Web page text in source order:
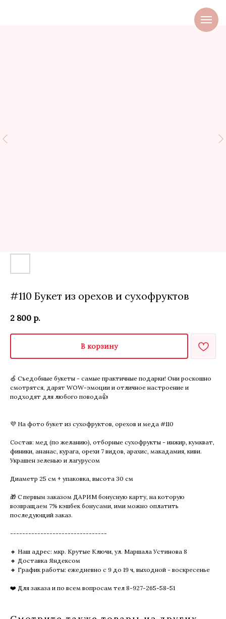
#110 Букет из орехов и сухофруктов
2 800 р.
В корзину
🍏 Съедобные букеты - самые практичные подарки! Они роскошно
смотрятся, дарят WOW-эмоции и отличное настроение и
подходят для любого повода👍
💜 На фото букет из сухофруктов, орехов и меда #110
Состав: мед (по желанию), отборные сухофрукты - инжир, кумкват,
финики, ананас, курага, орехи 7 видов, арахис, макадамия, киви.
Украшен зеленью и лагурусом
Диаметр 25 см + упаковка, высота 30 см
🎁 С первым заказом ДАРИМ бонусную карту, на которую
возвращаем 7% кэшбек бонусами, ими можно оплатить
последующий заказ.
--------------------------------
🔸 Наш адрес: мкр. Крутые Ключи, ул. Маршала Устинова 8
🔸 Доставка Яндексом
🔸 График работы: ежедневно с 9 до 19 ч, выходной - воскресенье
❤️ Для заказа и по всем вопросам тел 8-927-265-58-51